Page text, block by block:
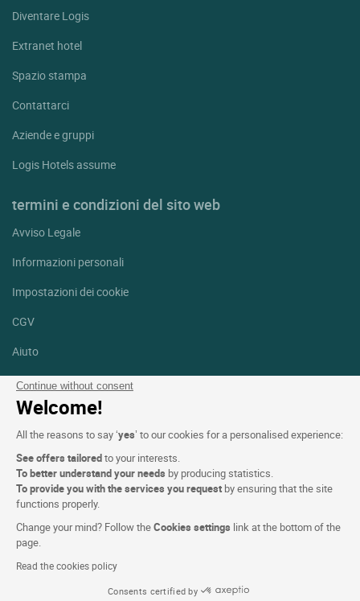
Continue without consent
Welcome!
All the reasons to say ‘yes’ to our cookies for a personalised experience:
See offers tailoredto your interests.
To better understand your needs by producing statistics.
To provide you with the services you request by ensuring that the site
functions properly.
Change your mind? Follow theCookies settings link at the bottom of the
page.
Read the cookies policy
Consents certified by
Diventare Logis
Extranet hotel
Spazio stampa
Contattarci
Aziende e gruppi
Logis Hotels assume
termini e condizioni del sito web
Avviso Legale
Informazioni personali
Impostazioni dei cookie
CGV
Aiuto
Mappa del sito
Crediti fotografici
Facebook
Linkedin